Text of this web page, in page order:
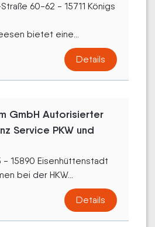
60-62 - 15711 Königs
bietet eine...
Details
GmbH Autorisierter
Service PKW und
- 15890 Eisenhüttenstadt
bei der HKW...
Details